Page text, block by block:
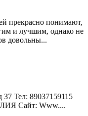
прекрасно понимают,
и лучшим, однако не
довольны...
Teл: 89037159115
Сайт: Www....